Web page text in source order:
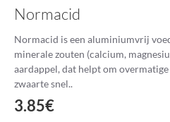
Normacid
Normacid is een aluminiumvrij
minerale zouten (calcium,
aardappel, dat helpt om
zwaarte snel..
3.85€